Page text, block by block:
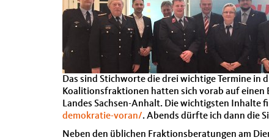
Das sind Stichworte die drei wichtige Termine in
Koalitionsfraktionen hatten sich vorab auf einen
Landes Sachsen-Anhalt. Die wichtigsten Inhalte
demokratie-voran/. Abends dürfte ich dann die
Neben den üblichen Fraktionsberatungen am